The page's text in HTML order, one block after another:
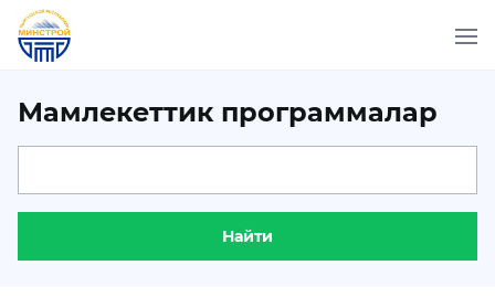
Мамлекеттик программалар
Найти